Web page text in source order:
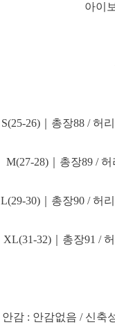
아이
S(25-26)｜총장88 / 허
M(27-28)｜총장89 /
L(29-30)｜총장90 / 허
XL(31-32)｜총장91 /
안감 : 안감없음 / 신축